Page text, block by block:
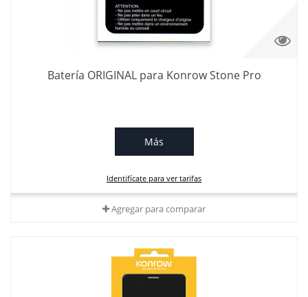
Batería ORIGINAL para Konrow Stone Pro
Más
Identifícate para ver tarifas
Agregar para comparar